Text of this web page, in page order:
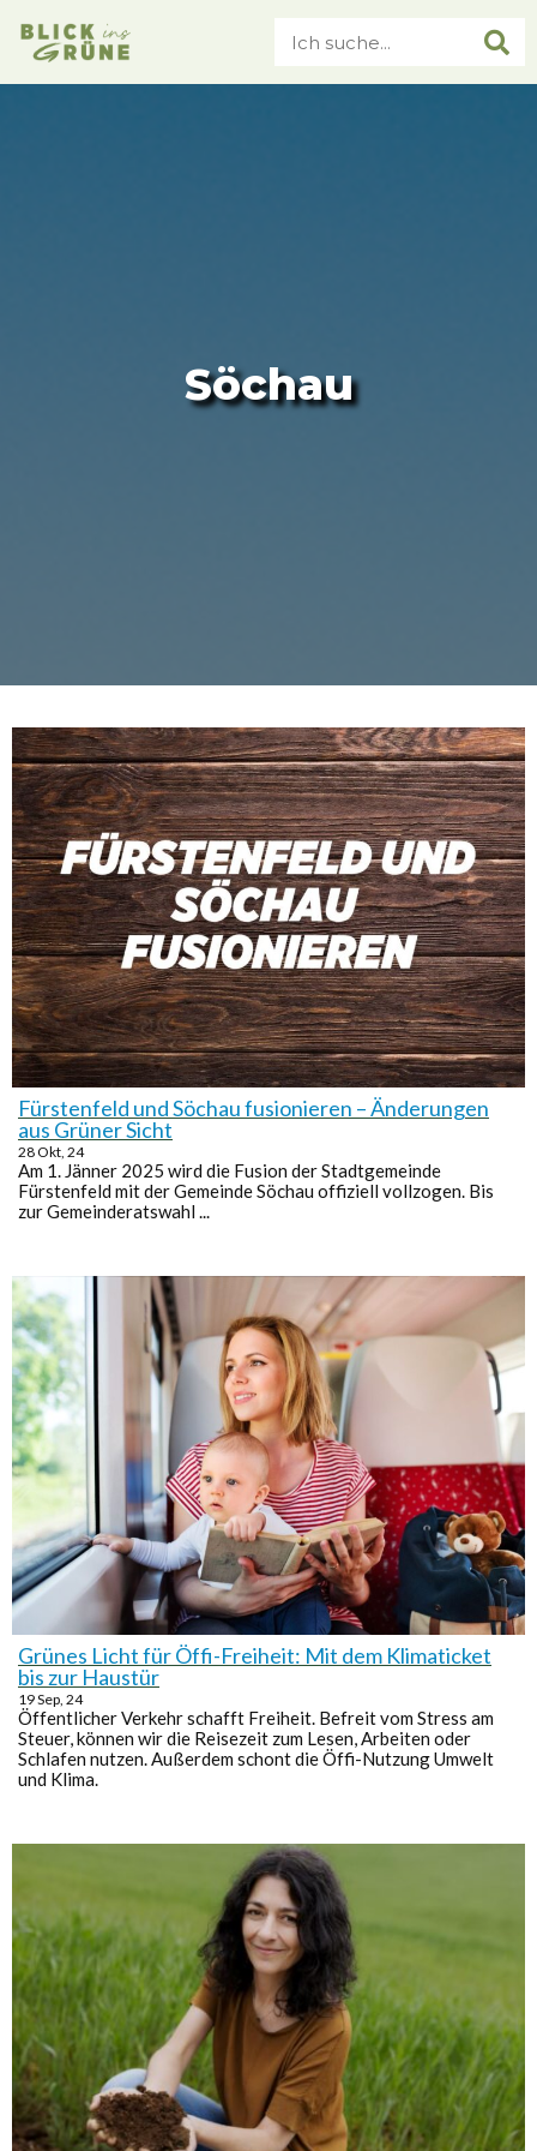
Söchau
Fürstenfeld und Söchau fusionieren – Änderungen
aus Grüner Sicht
28Okt, 24
Am 1. Jänner 2025 wird die Fusion der Stadtgemeinde
Fürstenfeld mit der Gemeinde Söchau offiziell vollzogen. Bis
zur Gemeinderatswahl ...
Grünes Licht für Öffi-Freiheit: Mit dem Klimaticket
bis zur Haustür
19Sep, 24
Öffentlicher Verkehr schafft Freiheit. Befreit vom Stress am
Steuer, können wir die Reisezeit zum Lesen, Arbeiten oder
Schlafen nutzen. Außerdem schont die Öffi-Nutzung Umwelt
und Klima.